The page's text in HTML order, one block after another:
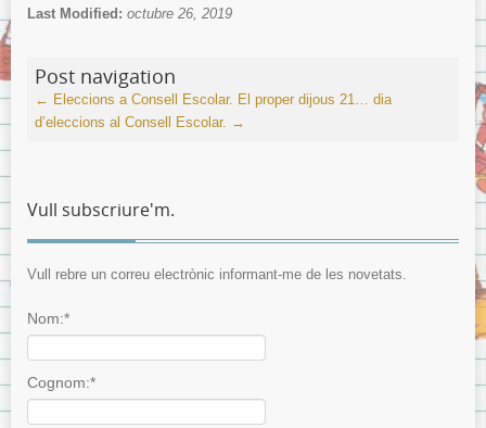
Last Modified: octubre 26, 2019
Post navigation
← Eleccions a Consell Escolar. El proper dijous 21… dia
d’eleccions al Consell Escolar. →
Vull subscriure'm.
Vull rebre un correu electrònic informant-me de les novetats.
Nom:*
Cognom:*